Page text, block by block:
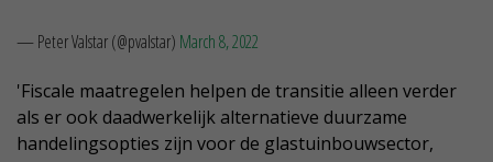
— Peter Valstar (@pvalstar) March 8, 2022
'Fiscale maatregelen helpen de transitie alleen verder
als er ook daadwerkelijk alternatieve duurzame
handelingsopties zijn voor de glastuinbouwsector,